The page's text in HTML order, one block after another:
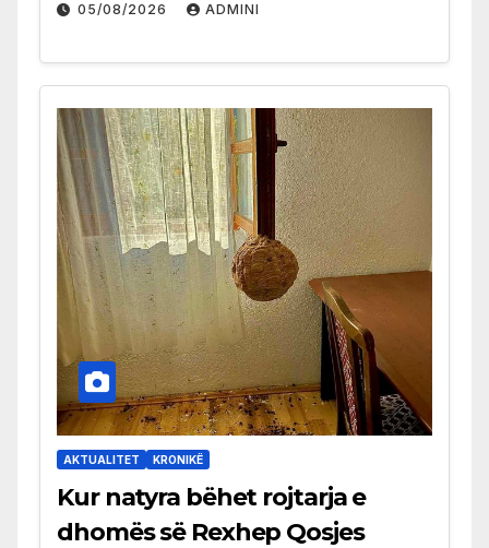
05/08/2026 ADMINI
AKTUALITET KRONIKË
Kur natyra bëhet rojtarja e
dhomës së Rexhep Qosjes